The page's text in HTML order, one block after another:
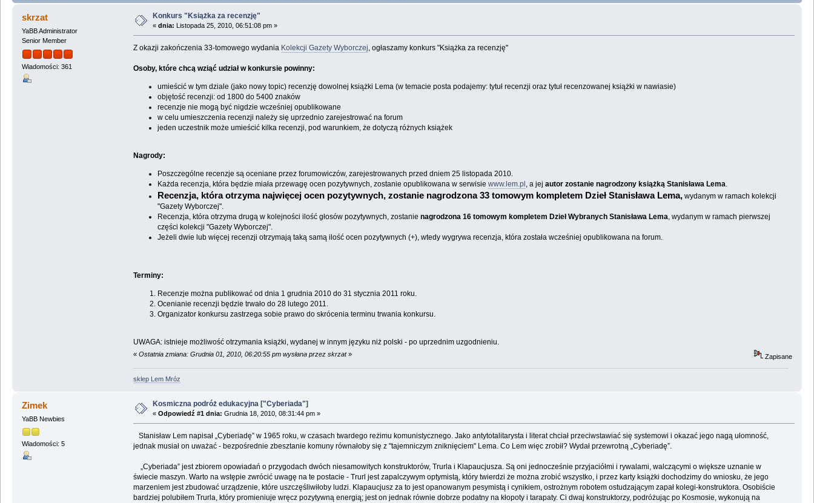
skrzat
YaBB Administrator
Senior Member
Wiadomości: 361
Konkurs "Książka za recenzję"
« dnia: Listopada 25, 2010, 06:51:08 pm »
Z okazji zakończenia 33-tomowego wydania Kolekcji Gazety Wyborczej, ogłaszamy konkurs "Książka za recenzję"
Osoby, które chcą wziąć udział w konkursie powinny:
umieścić w tym dziale (jako nowy topic) recenzję dowolnej książki Lema (w temacie posta podajemy: tytuł recenzji oraz tytuł recenzowanej książki w nawiasie)
objętość recenzji: od 1800 do 5400 znaków
recenzje nie mogą być nigdzie wcześniej opublikowane
w celu umieszczenia recenzji należy się uprzednio zarejestrować na forum
jeden uczestnik może umieścić kilka recenzji, pod warunkiem, że dotyczą różnych książek
Nagrody:
Poszczególne recenzje są oceniane przez forumowiczów, zarejestrowanych przed dniem 25 listopada 2010.
Każda recenzja, która będzie miała przewagę ocen pozytywnych, zostanie opublikowana w serwisie www.lem.pl , a jej autor zostanie nagrodzony książką Stanisława Lema
Recenzja, która otrzyma najwięcej ocen pozytywnych, zostanie nagrodzona 33 tomowym kompletem Dzieł Stanisława Lema,wydanym w ramach kolekcji
"Gazety Wyborczej".
Recenzja, która otrzyma drugą w kolejności ilość głosów pozytywnych, zostanie nagrodzona 16 tomowym kompletem Dzieł Wybranych Stanisława Lema , wydanym w ramach pierwszej
części kolekcji "Gazety Wyborczej".
Jeżeli dwie lub więcej recenzji otrzymają taką samą ilość ocen pozytywnych (+), wtedy wygrywa recenzja, która została wcześniej opublikowana na forum.
Terminy:
Recenzje można publikować od dnia 1 grudnia 2010 do 31 stycznia 2011 roku.
Ocenianie recenzji będzie trwało do 28 lutego 2011.
Organizator konkursu zastrzega sobie prawo do skrócenia terminu trwania konkursu.
UWAGA: istnieje możliwość otrzymania książki, wydanej w innym języku niż polski - po uprzednim uzgodnieniu.
« Ostatnia zmiana: Grudnia 01, 2010, 06:20:55 pm wysłana przez skrzat» Zapisane
sklep Lem Mróz
Zimek
YaBB Newbies
Wiadomości: 5
Kosmiczna podróż edukacyjna ["Cyberiada"]
« Odpowiedź #1 dnia: Grudnia 18, 2010, 08:31:44 pm »
Stanisław Lem napisał „Cyberiadę” w 1965 roku, w czasach twardego reżimu komunistycznego. Jako antytotalitarysta i literat chciał przeciwstawiać się systemowi i okazać jego nagą ułomność,
jednak musiał on uważać - bezpośrednie zbesztanie komuny równałoby się z "tajemniczym zniknięciem" Lema. Co Lem więc zrobił? Wydał przewrotną „Cyberiadę”.
„Cyberiada” jest zbiorem opowiadań o przygodach dwóch niesamowitych konstruktorów, Trurla i Klapaucjusza. Są oni jednocześnie przyjaciółmi i rywalami, walczącymi o większe uznanie w
świecie maszyn. Warto na wstępie zwrócić uwagę na te postacie - Trurl jest zapalczywym optymistą, który twierdzi że można zrobić wszystko, i przez karty książki dochodzimy do wniosku, że jego
marzeniem jest zbudować urządzenie, które uszczęśliwiłoby ludzi. Klapaucjusz za to jest opanowanym pesymistą i cynikiem, ostrożnym robotem ostudzającym zapał kolegi-konstruktora. Osobiście
bardziej polubiłem Trurla, który promieniuje wręcz pozytywną energią; jest on jednak równie dobrze podatny na kłopoty i tarapaty. Ci dwaj konstruktorzy, podróżując po Kosmosie, wykonują na